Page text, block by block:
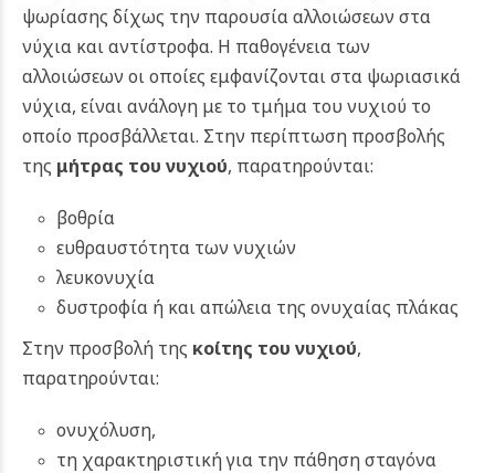
ψωρίασης δίχως την παρουσία αλλοιώσεων στα
νύχια και αντίστροφα. Η παθογένεια των
αλλοιώσεων οι οποίες εμφανίζονται στα ψωριασικά
νύχια, είναι ανάλογη με το τμήμα του νυχιού το
οποίο προσβάλλεται. Στην περίπτωση προσβολής
της μήτρας του νυχιού, παρατηρούνται:
βοθρία
ευθραυστότητα των νυχιών
λευκονυχία
δυστροφία ή και απώλεια της ονυχαίας πλάκας
Στην προσβολή της κοίτης του νυχιού,
παρατηρούνται:
ονυχόλυση,
τη χαρακτηριστική για την πάθηση σταγόνα